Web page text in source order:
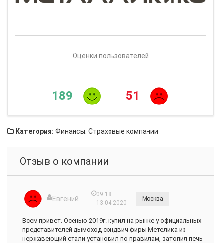
Оценки пользователей
189 51
Категория: Финансы: Страховые компании
Отзыв о компании
Евгений
09:18
13.04.2020
Москва
Всем привет. Осенью 2019г. купил на рынке у официальных
представителей дымоход сэндвич фиры Метелика из
нержавеющий стали установил по правилам, затопил печь